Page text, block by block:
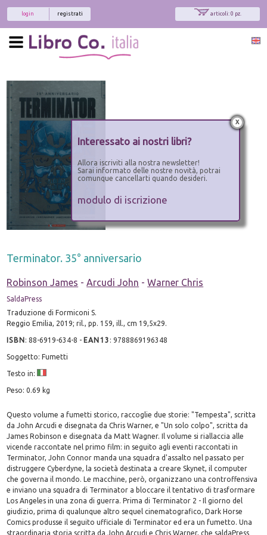
articoli: 0 pz.
registrati
login
Terminator. 35° anniversario
Robinson James -Arcudi John -Warner Chris
SaldaPress
Traduzione di Formiconi S.
Reggio Emilia, 2019; ril., pp. 159, ill., cm 19,5x29.
ISBN:88-6919-634-8 - EAN13 :9788869196348
Soggetto: Fumetti
Testo in:
Peso: 0.69 kg
Questo volume a fumetti storico, raccoglie due storie: "Tempesta", scritta
da John Arcudi e disegnata da Chris Warner, e "Un solo colpo", scritta da
James Robinson e disegnata da Matt Wagner. Il volume si riallaccia alle
vicende raccontate nel primo film: in seguito agli eventi raccontati in
Terminator, John Connor manda una squadra d'assalto nel passato per
distruggere Cyberdyne, la società destinata a creare Skynet, il computer
che governa il mondo. Le macchine, però, organizzano una controffensiva
e inviano una squadra di Terminator a bloccare il tentativo di trasformare
Los Angeles in una zona di guerra. Prima di Terminator 2 - Il giorno del
giudizio, prima di qualunque altro sequel cinematografico, Dark Horse
Comics produsse il seguito ufficiale di Terminator ed era un fumetto. Una
straordinaria storia scritta da John Arcudi e Chris Warner, che saldaPress
x
Interessato ai nostri libri?
Allora iscriviti alla nostra newsletter!
Sarai informato delle nostre novità, potrai
comunque cancellarti quando desideri.
modulo di iscrizione